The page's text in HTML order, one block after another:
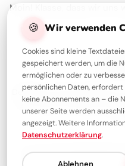
🍪 Wir verwenden
Cookies sind kleine
gespeichert werden, um die
ermöglichen oder zu
persönlichen Daten,
keine Abonnements an – die
unserer Seite werden
angezeigt. Weitere
Datenschutzerklärung.
Ablehnen
Debilder ist deine Plattform
zum Teilen. Entdecke
Über unsKontaktRedaktion